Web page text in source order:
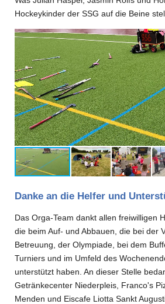
Hockeykinder der SSG auf die Beine
Danke an die Helfer und
Das Orga-Team dankt allen freiwilligen
die beim Auf- und Abbauen, die bei der
Betreuung, der Olympiade, bei dem
Turniers und im Umfeld des
unterstützt haben. An dieser Stelle
Getränkecenter Niederpleis, Franco's
Menden und Eiscafe Liotta Sankt